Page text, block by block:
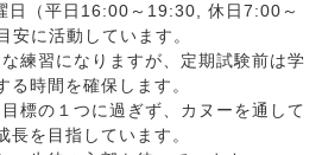
日（平日16:00～19:30, 休日7:00～
安に活動しています。
練習になりますが、定期試験前は学
る時間を確保します。
標の１つに過ぎず、カヌーを通して
長を目指しています。